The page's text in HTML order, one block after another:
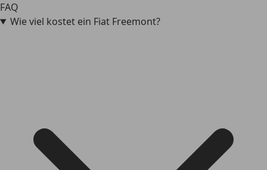
FAQ
Wie viel kostet ein Fiat Freemont?